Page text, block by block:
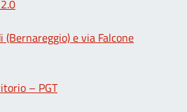
e via Falcone
– PGT